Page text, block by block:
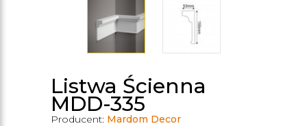
Listwa Ścienna
MDD-335
Producent: Mardom Decor